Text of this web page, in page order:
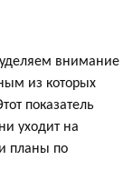
внимание
из которых
показатель
уходит на
планы по